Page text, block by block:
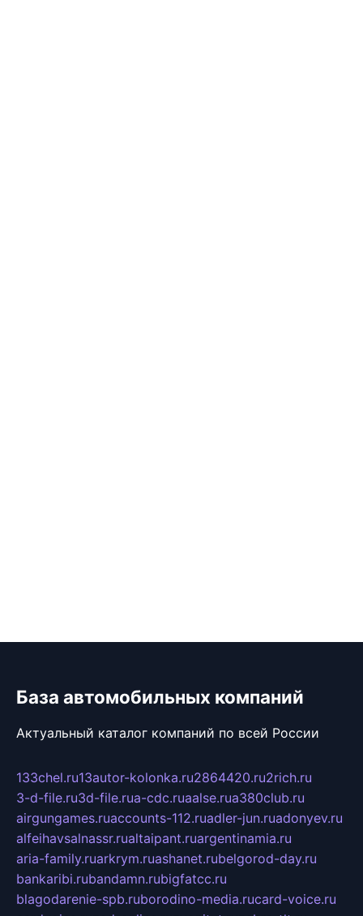
База автомобильных компаний
Актуальный каталог компаний по всей России
133chel.ru13autor-kolonka.ru2864420.ru2rich.ru
3-d-file.ru3d-file.rua-cdc.ruaalse.rua380club.ru
airgungames.ruaccounts-112.ruadler-jun.ruadonyev.ru
alfeihavsalnassr.rualtaipant.ruargentinamia.ru
aria-family.ruarkrym.ruashanet.rubelgorod-day.ru
bankaribi.rubandamn.rubigfatcc.ru
blagodarenie-spb.ruborodino-media.rucard-voice.ru